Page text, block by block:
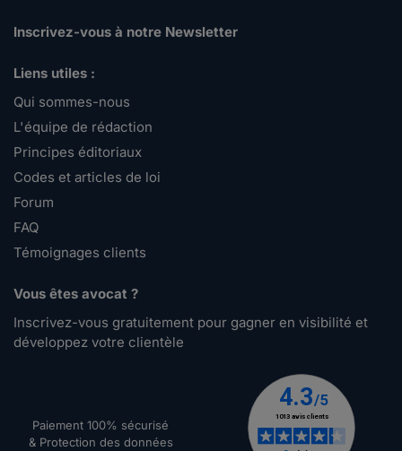
Inscrivez-vous à notre Newsletter
Liens utiles :
Qui sommes-nous
L'équipe de rédaction
Principes éditoriaux
Codes et articles de loi
Forum
FAQ
Témoignages clients
Vous êtes avocat ?
Inscrivez-vous gratuitement pour gagner en visibilité et
développez votre clientèle
Paiement 100% sécurisé
& Protection des données